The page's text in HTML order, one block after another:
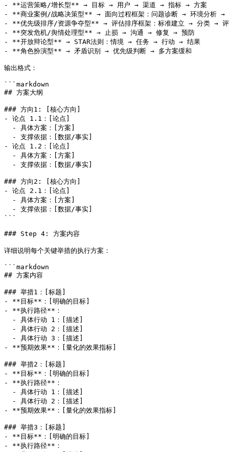
- **运营策略/增长型** → 目标 → 用户 → 渠道 → 指标 → 方案
- **商业案例/战略决策型** → 面向过程框架：问题诊断 → 环境分析 →
- **优先级排序/资源争夺型** → 评估排序框架：标准建立 → 分类 →
- **突发危机/舆情处理型** → 止损 → 沟通 → 修复 → 预防
- **开放辩论型** → STAR法则：情境 → 任务 → 行动 → 结果
- **角色扮演型** → 矛盾识别 → 优先级判断 → 多方案缓和
输出格式：
```markdown
## 方案大纲
### 方向1: [核心方向]
- 论点 1.1：[论点]
  - 具体方案：[方案]
  - 支撑依据：[数据/事实]
- 论点 1.2：[论点]
  - 具体方案：[方案]
  - 支撑依据：[数据/事实]
### 方向2: [核心方向]
- 论点 2.1：[论点]
  - 具体方案：[方案]
  - 支撑依据：[数据/事实]
```
### Step 4: 方案内容
详细说明每个关键举措的执行方案：
```markdown
## 方案内容
### 举措1：[标题]
- **目标**：[明确的目标]
- **执行路径**：
  - 具体行动 1：[描述]
  - 具体行动 2：[描述]
  - 具体行动 3：[描述]
- **预期效果**：[量化的效果指标]
### 举措2：[标题]
- **目标**：[明确的目标]
- **执行路径**：
  - 具体行动 1：[描述]
  - 具体行动 2：[描述]
- **预期效果**：[量化的效果指标]
### 举措3：[标题]
- **目标**：[明确的目标]
- **执行路径**：